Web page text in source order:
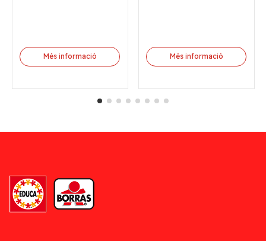
Més informació Més informació